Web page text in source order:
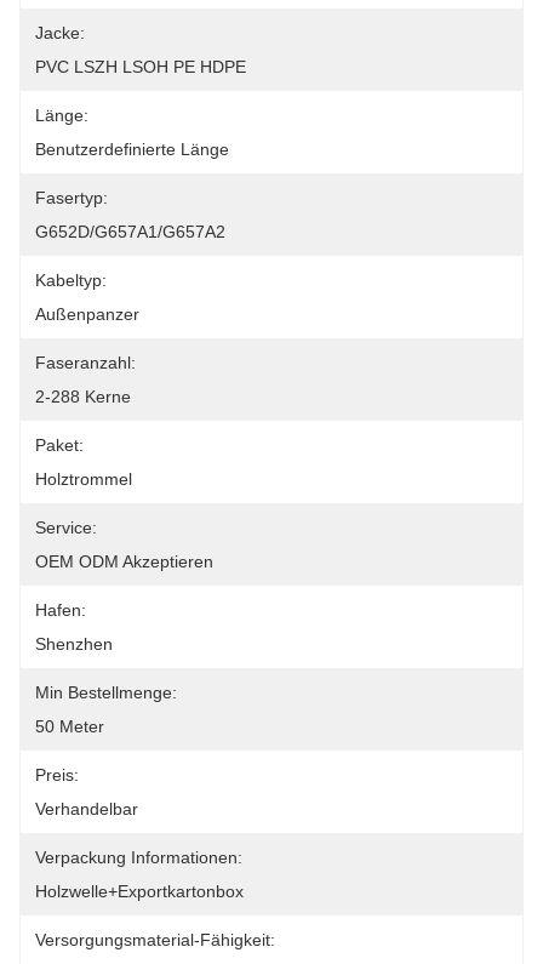
Jacke:
PVC LSZH LSOH PE HDPE
Länge:
Benutzerdefinierte Länge
Fasertyp:
G652D/G657A1/G657A2
Kabeltyp:
Außenpanzer
Faseranzahl:
2-288 Kerne
Paket:
Holztrommel
Service:
OEM ODM Akzeptieren
Hafen:
Shenzhen
Min Bestellmenge:
50 Meter
Preis:
Verhandelbar
Verpackung Informationen:
Holzwelle+Exportkartonbox
Versorgungsmaterial-Fähigkeit: